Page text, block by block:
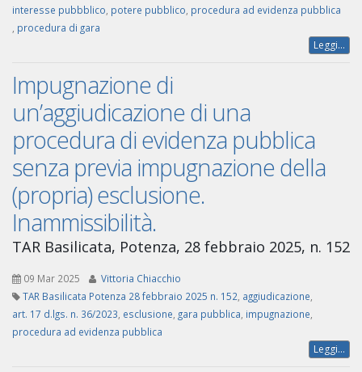
interesse pubbblico potere pubblico procedura ad evidenza pubblica
procedura di gara
Leggi...
Impugnazione di
un’aggiudicazione di una
procedura di evidenza pubblica
senza previa impugnazione della
(propria) esclusione.
Inammissibilità.
TAR Basilicata, Potenza, 28 febbraio 2025, n. 152
09 Mar 2025
Vittoria Chiacchio
TAR Basilicata Potenza 28 febbraio 2025 n. 152 aggiudicazione
art. 17 d.lgs. n. 36/2023 esclusione gara pubblica impugnazione
procedura ad evidenza pubblica
Leggi...